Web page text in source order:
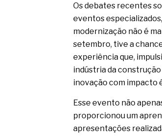
Os debates recentes
eventos
modernização não é
setembro, tive a
experiência que,
indústria da
inovação com impacto
Esse evento não
proporcionou um
apresentações